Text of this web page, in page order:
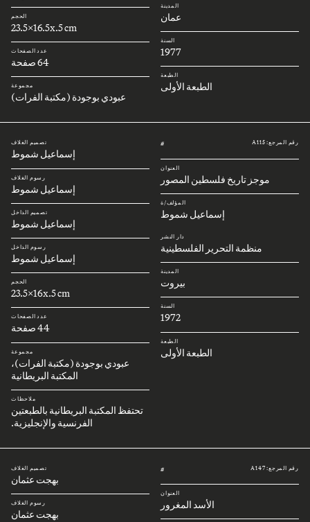
المدينة
عمان
السنة
1977
الطبعة
الطبعة الأولى
الحجم
23.5x16.5x.5 cm
عدد الصفحات
64 صفحة
مجموعة
عبودي بوجودة (مكتبة الفرات)
رقم المرجع: A115 #
العنوان
موجز تاريخ فلسطين المصور
المؤلف/ة
إسماعيل شموط
دار النشر
منظمة التحرير الفلسطينية
المدينة
بيروت
السنة
1972
الطبعة
الطبعة الأولى
تصميم الغلاف
إسماعيل شموط
رسوم الغلاف
إسماعيل شموط
تصميم الداخل
إسماعيل شموط
رسوم الداخل
إسماعيل شموط
الحجم
23.5x16x.5 cm
عدد الصفحات
44 صفحة
مجموعة
عبودي بوجودة (مكتبة الفرات)،
المكتبة البريطانية
ملاحظات
تحتفظ المكتبة البريطانية بالطبعتين
الفرنسية والإنجليزية.
رقم المرجع: A147 #
العنوان
الأسد المغرور
تصميم الغلاف
بهجت عثمان
رسوم الغلاف
بهجت عثمان